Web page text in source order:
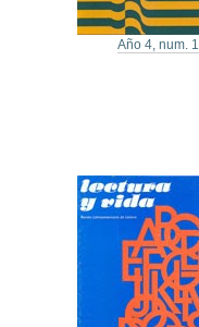
Año 4, num. 1